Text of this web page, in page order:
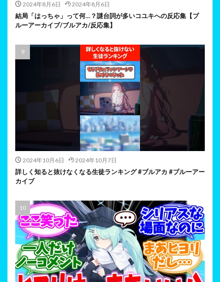
2024年8月6日 2024年8月6日
結局「はっちゃ」って何…？謎台詞が多いコユキへの反応集【ブ
ルーアーカイブ/ブルアカ/反応集】
2024年10月6日 2024年10月7日
詳しく知ると抜けなくなる生徒ランキング #ブルアカ #ブルーアー
カイブ